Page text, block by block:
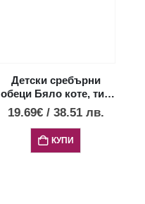
Детски сребърни
обеци Бяло коте, тип
винт
19.69€ / 38.51 лв.
КУПИ